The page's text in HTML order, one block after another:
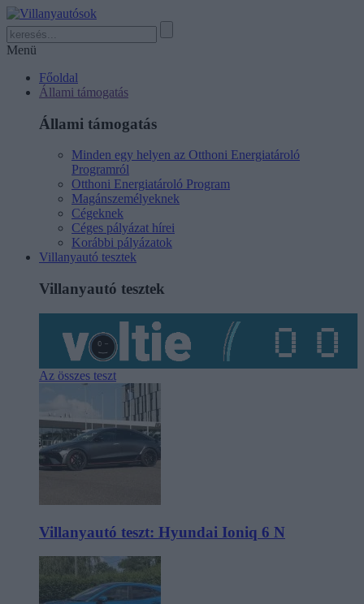
Menü
Főoldal
Állami támogatás
Állami támogatás
Minden egy helyen az Otthoni Energiatároló
Programról
Otthoni Energiatároló Program
Magánszemélyeknek
Cégeknek
Céges pályázat hírei
Korábbi pályázatok
Villanyautó tesztek
Villanyautó tesztek
Az összes teszt
Villanyautó teszt: Hyundai Ioniq 6 N